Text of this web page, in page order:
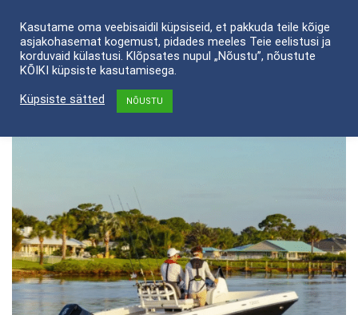
content
Kasutame oma veebisaidil küpsiseid, et pakkuda teile kõige
asjakohasemat kogemust, pidades meeles Teie eelistusi ja
korduvaid külastusi. Klõpsates nupul „Nõustu”, nõustute
KÕIKI küpsiste kasutamisega.
Küpsiste sätted
NÕUSTU